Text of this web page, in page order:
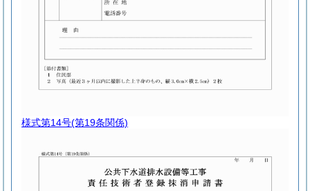
様式第14号(第19条関係)